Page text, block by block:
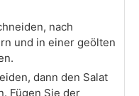
nach
und in einer geölten
dann den Salat
Fügen Sie der